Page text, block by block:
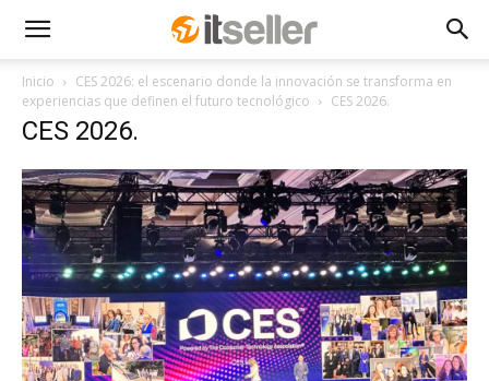
Inicio
CES 2026: el escenario donde la innovación se transforma en
experiencias que definen el futuro tecnológico
CES 2026.
CES 2026.